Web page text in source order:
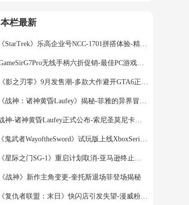
本栏最新
《StarTrek》乐高企业号NCC-1701拼搭体验-精细还原与展示解析
GameSirG7Pro无线手柄六折促销-最佳PC游戏体验
《影之刃零》9月发售潮-多款大作避开GTA6正面交锋
《战神：诸神黄昏Laufey》揭秘-菲雅的异界冒险与魔法力量
战神-诸神黄昏Laufey正式公布-索尼圣莫尼卡新作亮相
《鬼武者WayoftheSword》试玩版上线XboxSeriesX|S-即刻体验动作新作
《星际之门SG-1》重启计划取消-亚马逊终止复兴剧集项目
《战神》新作主角变更-奎托斯退场菲登场揭秘
《复仇者联盟：末日》快闪店引发失望-漫威粉丝期待落空